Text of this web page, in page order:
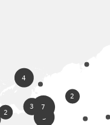
5
4
7
2
2
3